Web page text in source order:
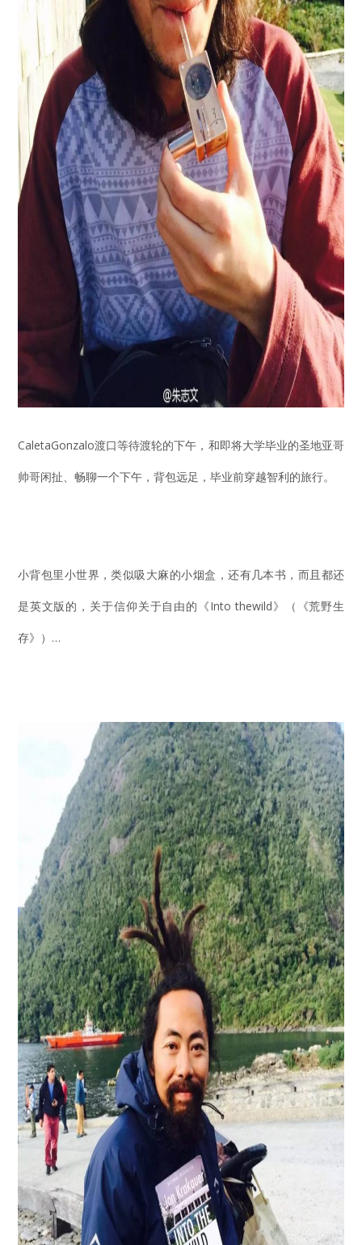
CaletaGonzalo渡口等待渡轮的下午，和即将大学毕业的圣地亚哥
帅哥闲扯、畅聊一个下午，背包远足，毕业前穿越智利的旅行。
小背包里小世界，类似吸大麻的小烟盒，还有几本书，而且都还
是英文版的，关于信仰关于自由的《Into thewild》（《荒野生
存》）…